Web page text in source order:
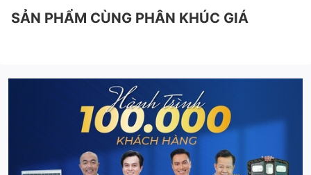
SẢN PHẨM CÙNG PHÂN KHÚC GIÁ